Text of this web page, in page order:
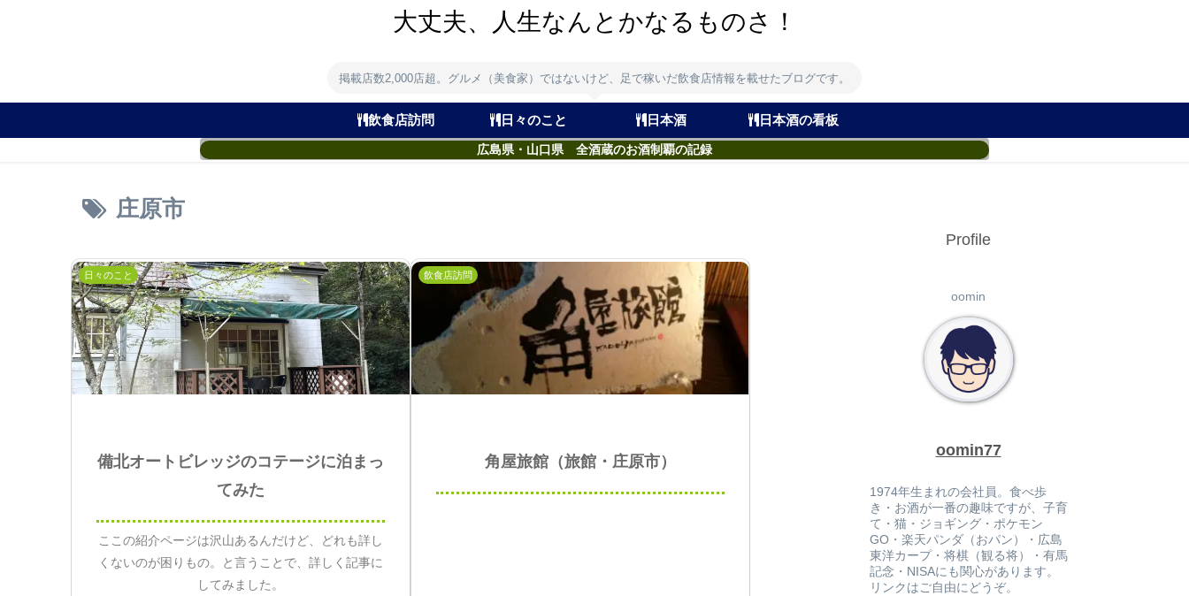
大丈夫、人生なんとかなるものさ！
掲載店数2,000店超。グルメ（美食家）ではないけど、足で稼いだ飲食店情報を載せたブログです。
飲食店訪問 日々のこと 日本酒 日本酒の看板
広島県・山口県 全酒蔵のお酒制覇の記録
庄原市
日々のこと
備北オートビレッジのコテージに泊まっ
てみた
ここの紹介ページは沢山あるんだけど、どれも詳し
くないのが困りもの。と言うことで、詳しく記事に
してみました。
飲食店訪問
角屋旅館（旅館・庄原市）
Profile
oomin
oomin77
1974年生まれの会社員。食べ歩
き・お酒が一番の趣味ですが、子育
て・猫・ジョギング・ポケモン
GO・楽天パンダ（おパン）・広島
東洋カープ・将棋（観る将）・有馬
記念・NISAにも関心があります。
リンクはご自由にどうぞ。